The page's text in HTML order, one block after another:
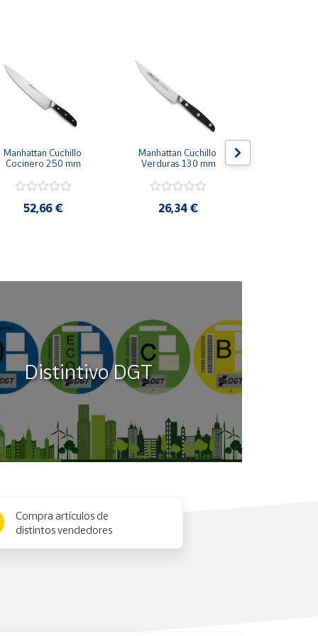
Manhattan Cuchillo
Cocinero 250 mm
52,66 €
Manhattan Cuchillo
Verduras 130 mm
26,34 €
Distintivo DGT
Compra artículos de
distintos vendedores